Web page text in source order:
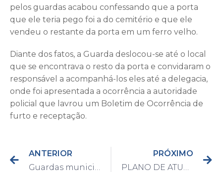
pelos guardas acabou confessando que a porta
que ele teria pego foi a do cemitério e que ele
vendeu o restante da porta em um ferro velho.
Diante dos fatos, a Guarda deslocou-se até o local
que se encontrava o resto da porta e convidaram o
responsável a acompanhá-los eles até a delegacia,
onde foi apresentada a ocorrência a autoridade
policial que lavrou um Boletim de Ocorrência de
furto e receptação.
ANTERIOR
PRÓXIMO